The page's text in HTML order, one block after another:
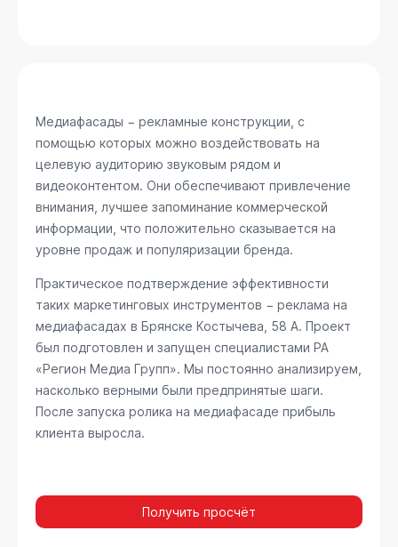
Медиафасады − рекламные конструкции, с
помощью которых можно воздействовать на
целевую аудиторию звуковым рядом и
видеоконтентом. Они обеспечивают привлечение
внимания, лучшее запоминание коммерческой
информации, что положительно сказывается на
уровне продаж и популяризации бренда.
Практическое подтверждение эффективности
таких маркетинговых инструментов − реклама на
медиафасадах в Брянске Костычева, 58 А. Проект
был подготовлен и запущен специалистами РА
«Регион Медиа Групп». Мы постоянно анализируем,
насколько верными были предпринятые шаги.
После запуска ролика на медиафасаде прибыль
клиента выросла.
Получить просчёт